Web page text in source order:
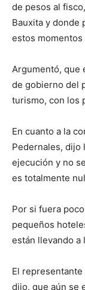
de pesos al
Bauxita y donde
estos momentos
Argumentó, que
de gobierno del
turismo, con los
En cuanto a la
Pedernales, dijo
ejecución y no
es totalmente
Por si fuera
pequeños
están llevando a
El representante
dijo, que aún se